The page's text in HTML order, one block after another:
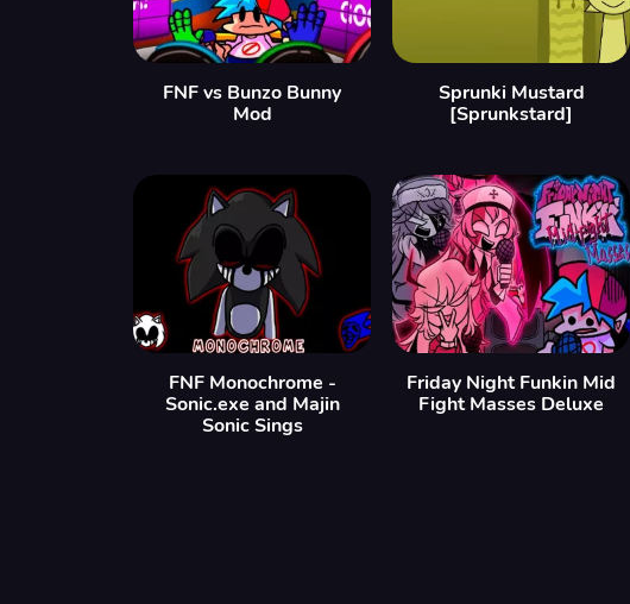
FNF vs Bunzo Bunny
Mod
Sprunki Mustard
[Sprunkstard]
FNF Monochrome -
Sonic.exe and Majin
Sonic Sings
Friday Night Funkin Mid
Fight Masses Deluxe